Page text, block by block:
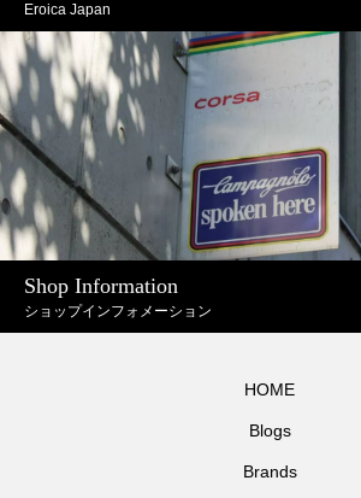
Eroica Japan
Shop Information
ショップインフォメーション
HOME
Blogs
Brands